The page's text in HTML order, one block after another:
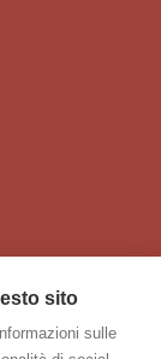
sito
sulle